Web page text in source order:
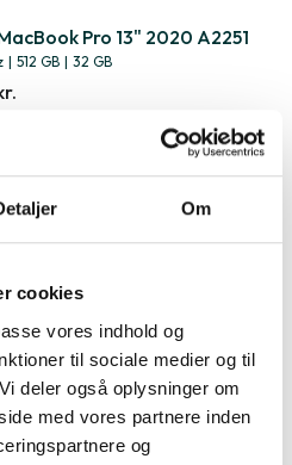
Om
cookies
vores indhold og
til sociale medier og til
deler også oplysninger om
med vores partnere inden
og
Pro 13" 2020 A2251
| 512 GB | 32 GB
Pro 13" 2020 A2251
| 1 TB | 32 GB
Pro 13" 2020 A2251
| 1 TB | 32 GB